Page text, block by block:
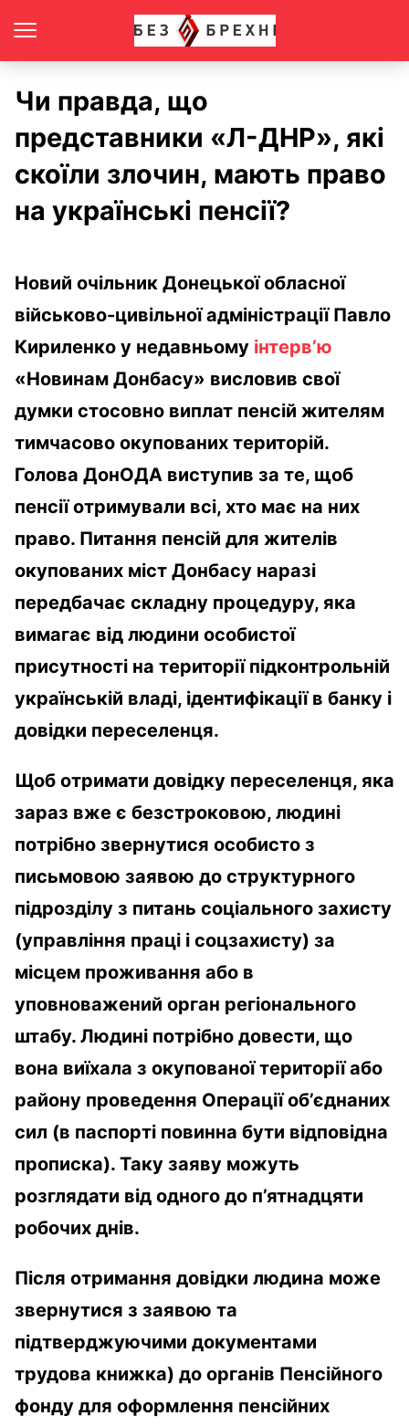
Чи правда, що
представники «Л-ДНР», які
скоїли злочин, мають право
на українські пенсії?
Новий очільник Донецької обласної
військово-цивільної адміністрації Павло
Кириленко у недавньому інтерв’ю
«Новинам Донбасу» висловив свої
думки стосовно виплат пенсій жителям
тимчасово окупованих територій.
Голова ДонОДА виступив за те, щоб
пенсії отримували всі, хто має на них
право. Питання пенсій для жителів
окупованих міст Донбасу наразі
передбачає складну процедуру, яка
вимагає від людини особистої
присутності на території підконтрольній
українській владі, ідентифікації в банку і
довідки переселенця.
Щоб отримати довідку переселенця, яка
зараз вже є безстроковою, людині
потрібно звернутися особисто з
письмовою заявою до структурного
підрозділу з питань соціального захисту
(управління праці і соцзахисту) за
місцем проживання або в
уповноважений орган регіонального
штабу. Людині потрібно довести, що
вона виїхала з окупованої території або
району проведення Операції об’єднаних
сил (в паспорті повинна бути відповідна
прописка). Таку заяву можуть
розглядати від одного до п’ятнадцяти
робочих днів.
Після отримання довідки людина може
звернутися з заявою та
підтверджуючими документами
трудова книжка) до органів Пенсійного
фонду для оформлення пенсійних